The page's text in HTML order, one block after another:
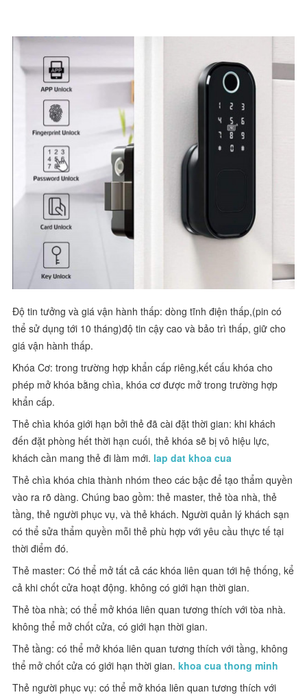
Độ tin tưởng và giá vận hành thấp: dòng tĩnh điện thấp,(pin có
thể sử dụng tới 10 tháng)độ tin cậy cao và bảo trì thấp, giữ cho
giá vận hành thấp.
Khóa Cơ: trong trường hợp khẩn cấp riêng,kết cấu khóa cho
phép mở khóa bằng chìa, khóa cơ được mở trong trường hợp
khẩn cấp.
Thẻ chìa khóa giới hạn bởi thẻ đã cài đặt thời gian: khi khách
đến đặt phòng hết thời hạn cuối, thẻ khóa sẽ bị vô hiệu lực,
khách cần mang thẻ đi làm mới. lap dat khoa cua
Thẻ chìa khóa chia thành nhóm theo các bậc để tạo thẩm quyền
vào ra rõ dàng. Chúng bao gồm: thẻ master, thẻ tòa nhà, thẻ
tầng, thẻ người phục vụ, và thẻ khách. Người quản lý khách sạn
có thể sửa thẩm quyền mỗi thẻ phù hợp với yêu cầu thực tế tại
thời điểm đó.
Thẻ master: Có thể mở tất cả các khóa liên quan tới hệ thống, kể
cả khi chốt cửa hoạt động. không có giới hạn thời gian.
Thẻ tòa nhà; có thể mở khóa liên quan tương thích với tòa nhà.
không thể mở chốt cửa, có giới hạn thời gian.
Thẻ tầng: có thể mở khóa liên quan tương thích với tầng, không
thể mở chốt cửa có giới hạn thời gian.khoa cua thong minh
Thẻ người phục vụ: có thể mở khóa liên quan tương thích với